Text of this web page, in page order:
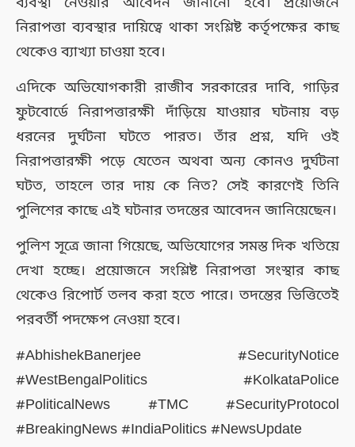
নিরাপত্তা ব্যবস্থার দায়িত্বে থাকা সংশ্লিষ্ট কর্তৃপক্ষের কাছ
থেকেও ব্যাখ্যা চাওয়া হবে।
এদিকে অভিযোগকারী রাজীব সরকারের দাবি, গাড়ির
ফুটবোর্ডে নিরাপত্তারক্ষী দাঁড়িয়ে যাওয়ার ঘটনায় বড়
ধরনের দুর্ঘটনা ঘটতে পারত। তাঁর প্রশ্ন, যদি ওই
নিরাপত্তারক্ষী পড়ে যেতেন অথবা অন্য কোনও দুর্ঘটনা
ঘটত, তাহলে তার দায় কে নিত? সেই কারণেই তিনি
পুলিশের কাছে এই ঘটনার তদন্তের আবেদন জানিয়েছেন।
পুলিশ সূত্রে জানা গিয়েছে, অভিযোগের সমস্ত দিক খতিয়ে
দেখা হচ্ছে। প্রয়োজনে সংশ্লিষ্ট নিরাপত্তা সংস্থার কাছ
থেকেও রিপোর্ট তলব করা হতে পারে। তদন্তের ভিত্তিতেই
পরবর্তী পদক্ষেপ নেওয়া হবে।
#AbhishekBanerjee #SecurityNotice
#WestBengalPolitics #KolkataPolice
#PoliticalNews #TMC #SecurityProtocol
#BreakingNews #IndiaPolitics #NewsUpdate